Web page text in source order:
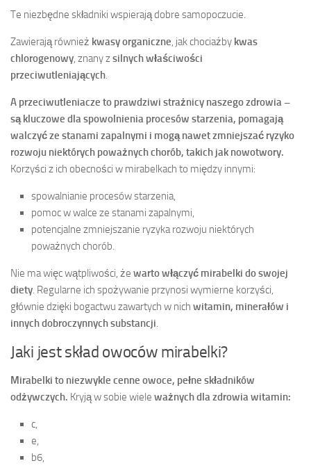
Te niezbędne składniki wspierają dobre samopoczucie.
Zawierają również kwasy organiczne, jak chociażby kwas
chlorogenowy, znany zsilnych właściwości
przeciwutleniających.
A przeciwutleniacze to prawdziwi strażnicy naszego zdrowia –
są kluczowe dla spowolnienia procesów starzenia, pomagają
walczyć ze stanami zapalnymi i mogą nawet zmniejszać ryzyko
rozwoju niektórych poważnych chorób, takich jak nowotwory.
Korzyści z ich obecności w mirabelkach to między innymi:
spowalnianie procesów starzenia,
pomoc w walce ze stanami zapalnymi,
potencjalne zmniejszanie ryzyka rozwoju niektórych
poważnych chorób.
Nie ma więc wątpliwości, że warto włączyć mirabelki do swojej
diety. Regularne ich spożywanie przynosi wymierne korzyści,
głównie dzięki bogactwu zawartych w nich witamin, minerałów i
innych dobroczynnych substancji.
Jaki jest skład owoców mirabelki?
Mirabelki to niezwykle cenne owoce, pełne składników
odżywczych. Kryją w sobie wiele ważnych dla zdrowia witamin:
c,
e,
b6,